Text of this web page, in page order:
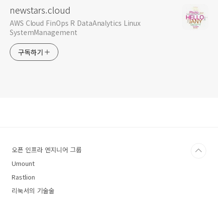
newstars.cloud
AWS Cloud FinOps R DataAnalytics Linux
SystemManagement
구독하기
오픈 인프라 엔지니어 그룹
Umount
Rastlion
리눅서의 기술술